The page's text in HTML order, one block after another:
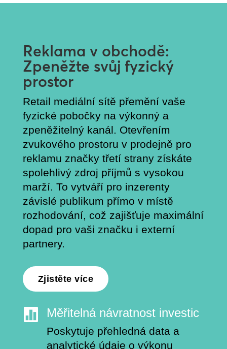
Reklama v obchodě:
Zpeněžte svůj fyzický
prostor
Retail mediální sítě přemění vaše
fyzické pobočky na výkonný a
zpeněžitelný kanál. Otevřením
zvukového prostoru v prodejně pro
reklamu značky třetí strany získáte
spolehlivý zdroj příjmů s vysokou
marží. To vytváří pro inzerenty
závislé publikum přímo v místě
rozhodování, což zajišťuje maximální
dopad pro vaši značku i externí
partnery.
Zjistěte více
 Měřitelná návratnost investic
Poskytuje přehledná data a
analytické údaje o výkonu